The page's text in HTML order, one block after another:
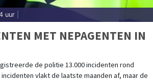
uur
MET NEPAGENTEN IN
de politie 13.000 incidenten rond
vlakt de laatste maanden af, maar de